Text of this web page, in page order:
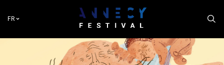
au
principal
FR